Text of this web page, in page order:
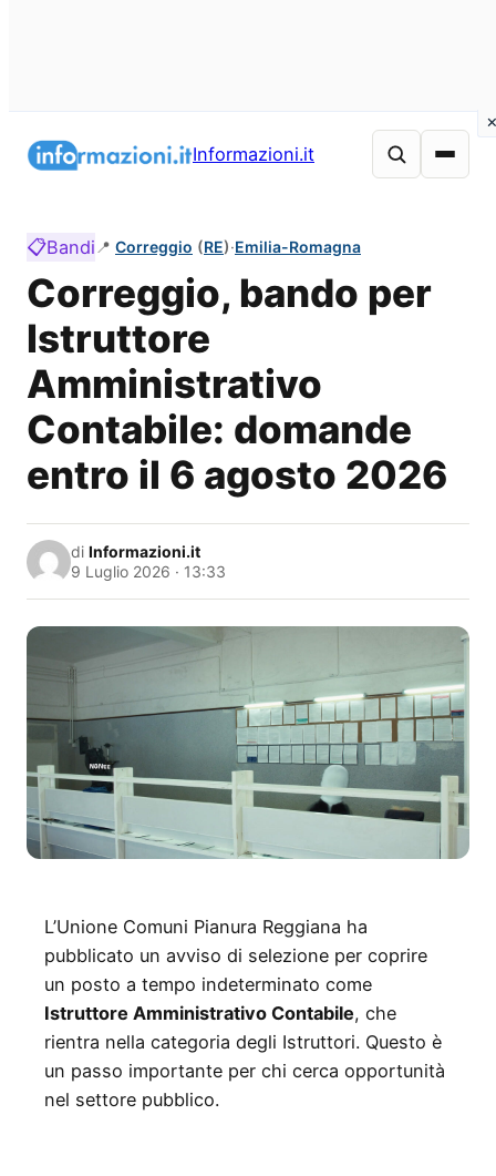
Informazioni.it
📋Bandi 📍 Correggio (RE)·Emilia-Romagna
Correggio, bando per
Istruttore
Amministrativo
Contabile: domande
entro il 6 agosto 2026
di Informazioni.it
9 Luglio 2026 · 13:33
L’Unione Comuni Pianura Reggiana ha
pubblicato un avviso di selezione per coprire
un posto a tempo indeterminato come
Istruttore Amministrativo Contabile, che
rientra nella categoria degli Istruttori. Questo è
un passo importante per chi cerca opportunità
nel settore pubblico.